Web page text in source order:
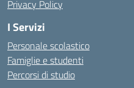
Privacy Policy
I Servizi
Personale scolastico
Famiglie e studenti
Percorsi di studio